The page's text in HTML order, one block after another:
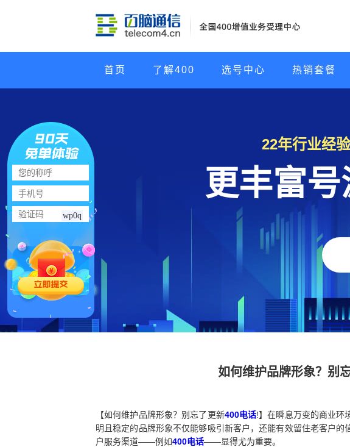
首页 了解400 选号中心 热销套餐
22年行业经
更丰富
如何维护品牌形象？别
【如何维护品牌形象？别忘了更新400电话!】在瞬息万变的商业环
明且稳定的品牌形象不仅能够吸引新客户，还能有效留住老客户
户服务渠道——例如400电话——显得尤为重要。
wp0q